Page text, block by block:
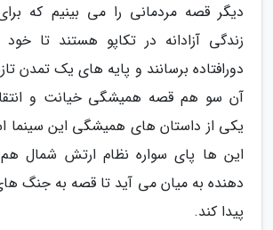
دیگر قصه مردمانی را می بینیم که
زندگی آزادانه در تکاپو هستند تا
دورافتاده برسانند و پایه های یک تمدن
آن سو هم قصه همیشگی خیانت و
یکی از داستان های همیشگی این سینما
این ها پای سواره نظام ارتش شمال
دهنده به میان می آید تا قصه به جنگ
پیدا کند.